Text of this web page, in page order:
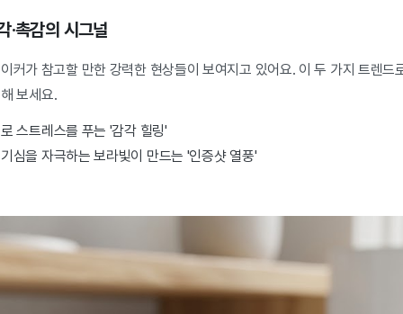
·촉감의 시그널
커가 참고할 만한 강력한 현상들이 보여지고 있어요. 이 두 가지 트렌드
보세요.
스트레스를 푸는 '감각 힐링'
심을 자극하는 보라빛이 만드는 '인증샷 열풍'